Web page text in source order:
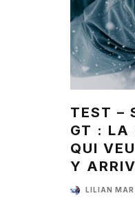
TEST –
GT : LA
QUI
Y
LILIAN